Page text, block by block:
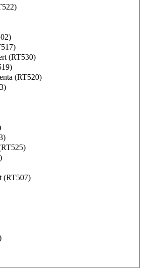
(RT530)
(RT520)
(RT507)